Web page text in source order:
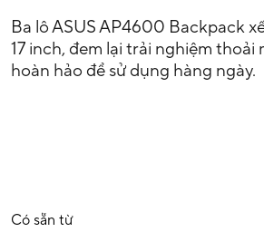
Ba lô ASUS AP4600 Backpack
17 inch, đem lại trải nghiệm thoải
hoàn hảo để sử dụng hàng ngày.
Có sẵn từ